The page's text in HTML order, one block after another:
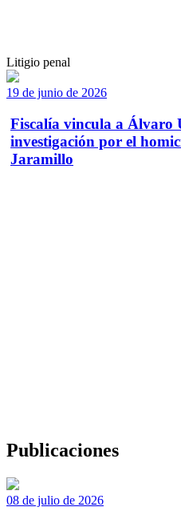
Litigio penal
19 de junio de 2026
Fiscalía vincula a Álvaro
investigación por el
Jaramillo
Publicaciones
08 de julio de 2026